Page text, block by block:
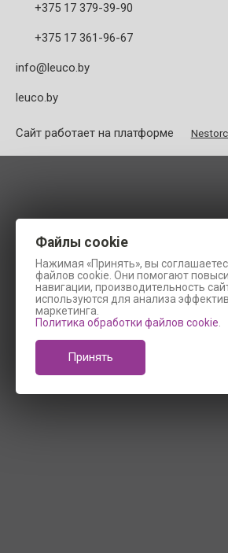
+375 17 379-39-90
+375 17 361-96-67
info@leuco.by
leuco.by
Сайт работает на платформе
Файлы cookie
Нажимая «Принять», вы
файлов cookie. Они помогают
навигации, производительность
используются для анализа
маркетинга.
Политика обработки файлов cookie
Принять